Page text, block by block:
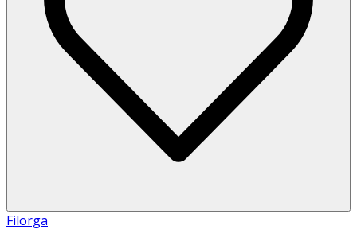
Filorga